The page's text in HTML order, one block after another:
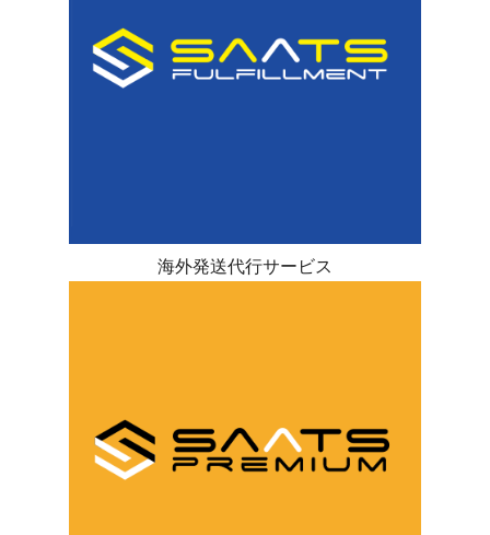
海外発送代行サービス